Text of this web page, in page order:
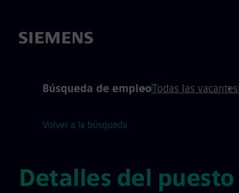
Búsqueda de empleoTodas las vacantes
Volver a la búsqueda
Detalles del puesto